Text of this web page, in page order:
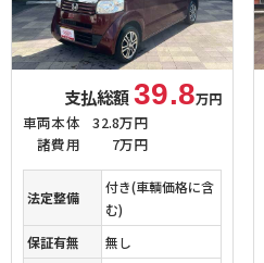
支払総額39.8万円
車両本体
32.8万円
諸費用
7万円
法定整備
付き(車輌価格に含
む)
保証有無
無し